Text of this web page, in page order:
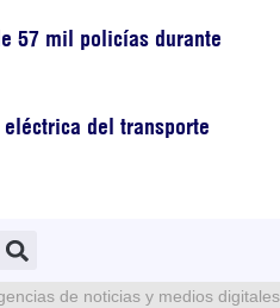
57 mil policías durante
del transporte
de noticias y medios digitales